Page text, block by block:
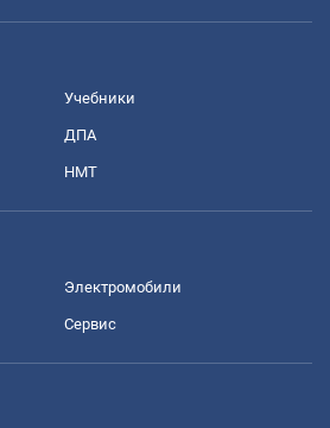
Учебники
ДПА
НМТ
Электромобили
Сервис